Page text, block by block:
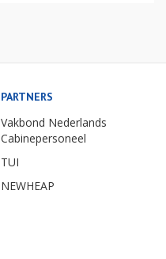
PARTNERS
Vakbond Nederlands
Cabinepersoneel
TUI
NEWHEAP